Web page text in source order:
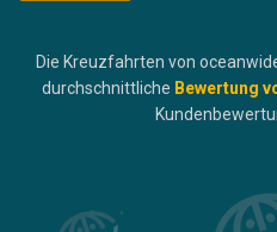
Die Kreuzfahrten von
durchschnittliche Bewertung